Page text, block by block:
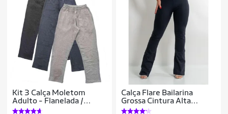
Kit 3 Calça Moletom
Adulto - Flanelada /
Peluciada
Calça Flare Bailarina
Grossa Cintura Alta
Poliamida Premium